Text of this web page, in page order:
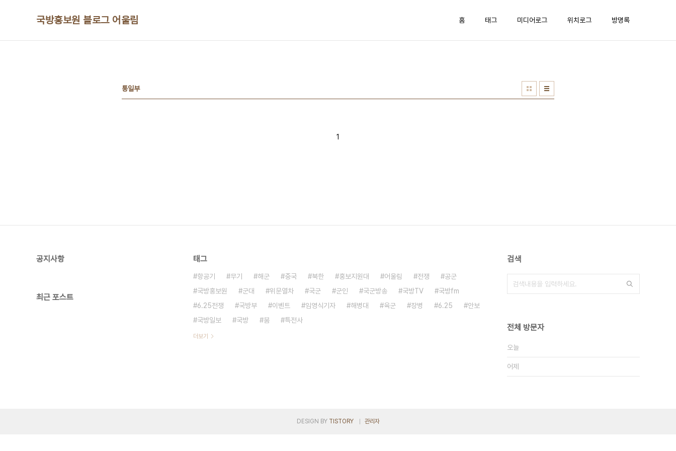
국방홍보원 블로그 어울림 홈 태그 미디어로그 위치로그 방명록
통일부
1
공지사항
최근 포스트
태그
항공기 무기 해군 중국 북한 홍보지원대 어울림 전쟁
공군
국방홍보원
군대 위문열차 국군 군인 국군방송 국방TV
국방fm
6.25전쟁
국방부 이벤트 임영식기자 해병대 육군 장병 6.25
안보
국방일보
국방 붐 특전사
더보기
검색
전체 방문자
오늘
어제
DESIGN BY TISTORY 관리자